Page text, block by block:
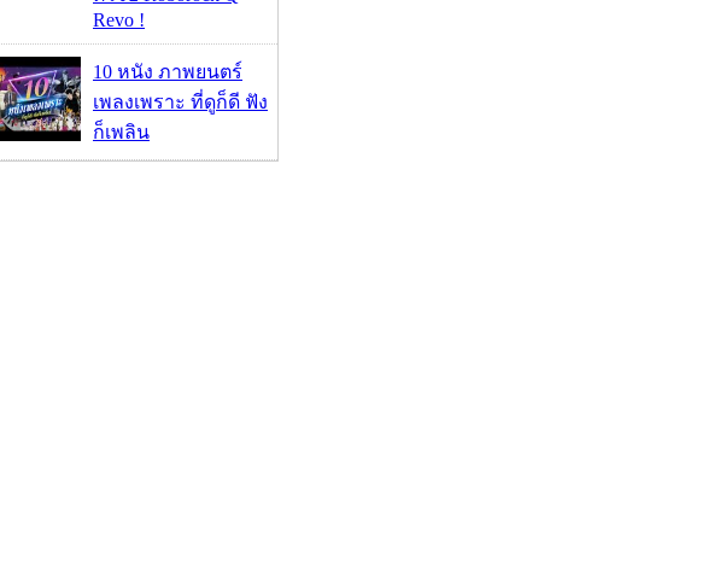
Revo !
10 หนัง ภาพยนตร์
เพลงเพราะ ที่ดูก็ดี ฟัง
ก็เพลิน